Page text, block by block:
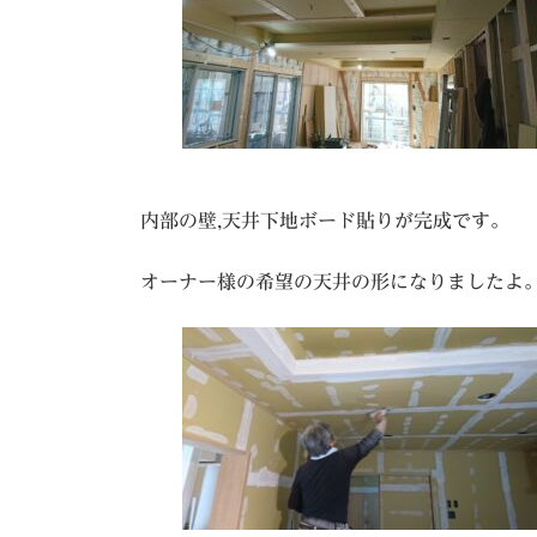
内部の壁,天井下地ボード貼りが完成です。
オーナー様の希望の天井の形になりましたよ